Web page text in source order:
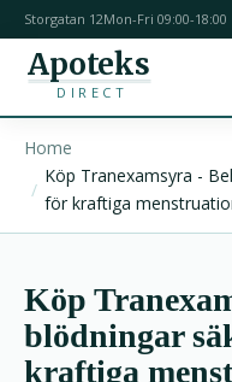
Storgatan 12Mon-Fri 09:00-18:00
Apoteks
DIRECT
Home
Köp Tranexamsyra -
för kraftiga
Köp
blödningar
kraftiga